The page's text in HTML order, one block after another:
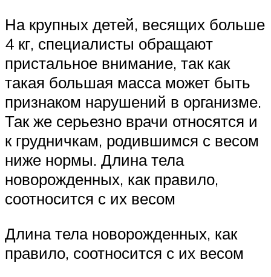
На крупных детей, весящих больше
4 кг, специалисты обращают
пристальное внимание, так как
такая большая масса может быть
признаком нарушений в организме.
Так же серьезно врачи относятся и
к грудничкам, родившимся с весом
ниже нормы. Длина тела
новорожденных, как правило,
соотносится с их весом
Длина тела новорожденных, как
правило, соотносится с их весом